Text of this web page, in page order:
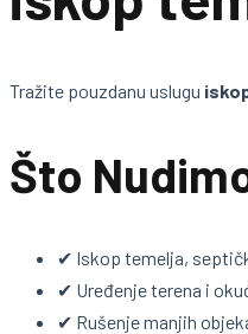
Tražite pouzdanu uslugu
Što
✔ Iskop temelja,
✔ Uređenje terena i
✔ Rušenje manjih